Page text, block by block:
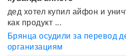
дед хотел купил айфон и
как продукт ...
Брянца осудили за перевод
организациям